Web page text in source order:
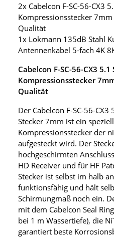
2x Cabelcon F-SC-56-CX3
Kompressionsstecker
Qualität
1x Lokmann 135dB Stahl
Antennenkabel 5-fach 4K
Cabelcon F-SC-56-CX3
Kompressionsstecker
Qualität
Der Cabelcon F-SC-56-
Stecker 7mm ist ein
Kompressionsstecker der
aufgesteckt wird. Der
hochgeschirmten
HD Receiver und für HF
Stecker ist selbst im halb
funktionsfähig und hält
Schirmungmaß noch ein.
mit dem Cabelcon Seal
bei 1 m Wassertiefe), die
garantiert beste